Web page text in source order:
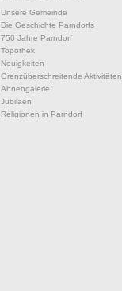
Unsere Gemeinde
Die Geschichte Parndorfs
750 Jahre Parndorf
Topothek
Neuigkeiten
Grenzüberschreitende Aktivitäten
Ahnengalerie
Jubiläen
Religionen in Parndorf